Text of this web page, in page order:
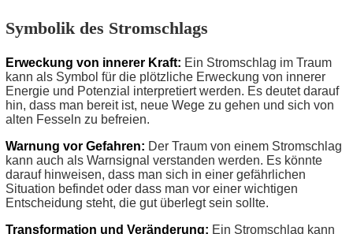
Symbolik des Stromschlags
Erweckung von innerer Kraft: Ein Stromschlag im Traum
kann als Symbol für die plötzliche Erweckung von innerer
Energie und Potenzial interpretiert werden. Es deutet darauf
hin, dass man bereit ist, neue Wege zu gehen und sich von
alten Fesseln zu befreien.
Warnung vor Gefahren: Der Traum von einem Stromschlag
kann auch als Warnsignal verstanden werden. Es könnte
darauf hinweisen, dass man sich in einer gefährlichen
Situation befindet oder dass man vor einer wichtigen
Entscheidung steht, die gut überlegt sein sollte.
Transformation und Veränderung: Ein Stromschlag kann